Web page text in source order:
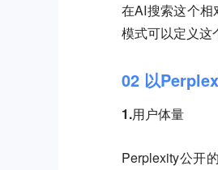
在AI搜索这个
模式可以定义这
02 以
1.用户体量
Perplexity公开